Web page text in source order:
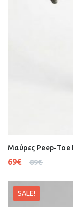
Μαύρες Peep-Toe
89€
69€
SALE!